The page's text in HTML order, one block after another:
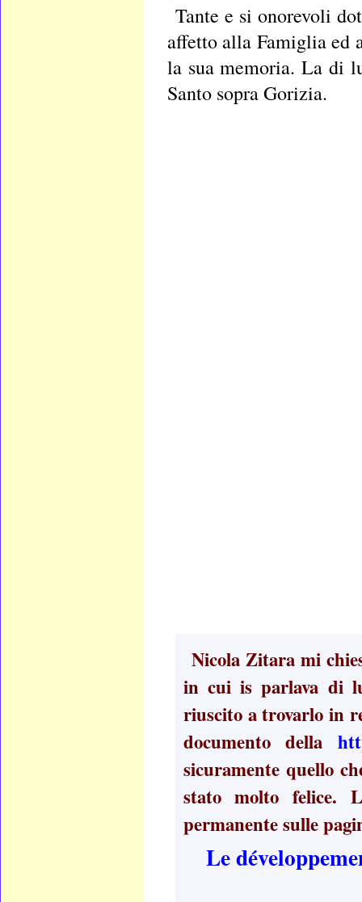
Tante e si onorevoli
affetto alla Famiglia ed
la sua memoria. La di
Santo sopra Gorizia.
Nicola Zitara mi
in cui is parlava di
riuscito a trovarlo in
documento della
sicuramente quello
stato molto felice.
permanente sulle
Le